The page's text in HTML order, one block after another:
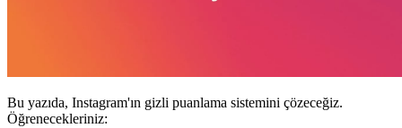
Bu yazıda, Instagram'ın gizli puanlama sistemini çözeceğiz.
Öğrenecekleriniz: